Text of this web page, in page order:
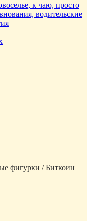
к чаю, просто
водительские
фигурки / Биткоин